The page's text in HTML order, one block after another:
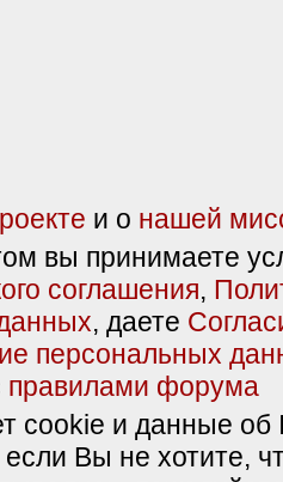
и о нашей
вы принимаете
соглашения,
, даете
персональных
правилами форума
cookie и данные об
если Вы не хотите,